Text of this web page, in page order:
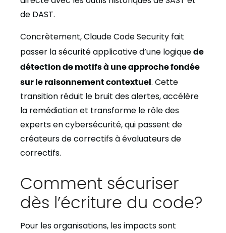
de DAST.
Concrètement, Claude Code Security fait
passer la sécurité applicative d’une logique de
détection de motifs à une approche fondée
sur le raisonnement contextuel. Cette
transition réduit le bruit des alertes, accélère
la remédiation et transforme le rôle des
experts en cybersécurité, qui passent de
créateurs de correctifs à évaluateurs de
correctifs.
Comment sécuriser
dès l’écriture du code?
Pour les organisations, les impacts sont